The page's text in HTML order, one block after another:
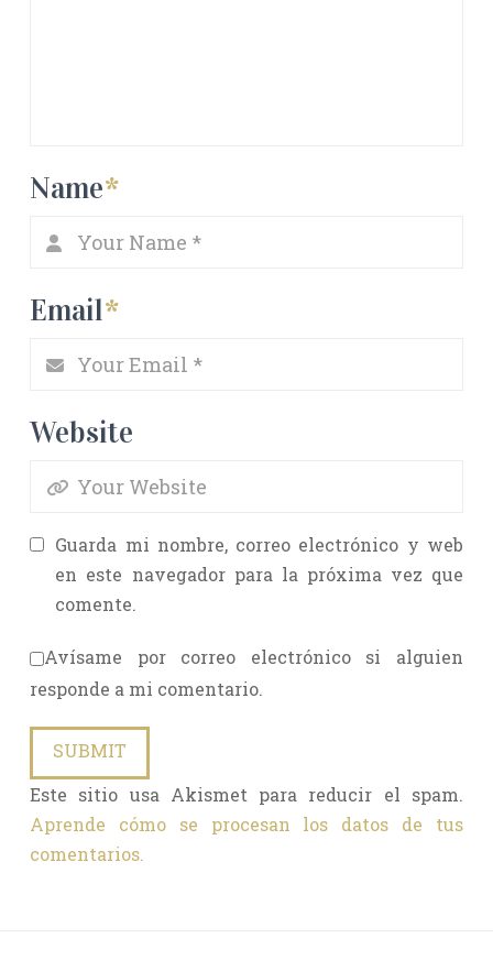
Name*
Email*
Website
Guarda mi nombre, correo electrónico y web
en este navegador para la próxima vez que
comente.
Avísame por correo electrónico si alguien
responde a mi comentario.
Este sitio usa Akismet para reducir el spam.
Aprende cómo se procesan los datos de tus
comentarios.